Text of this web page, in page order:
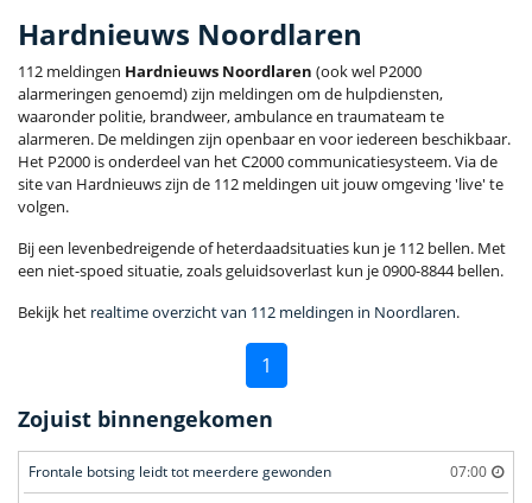
Hardnieuws Noordlaren
112 meldingen Hardnieuws Noordlaren (ook wel P2000
alarmeringen genoemd) zijn meldingen om de hulpdiensten,
waaronder politie, brandweer, ambulance en traumateam te
alarmeren. De meldingen zijn openbaar en voor iedereen beschikbaar.
Het P2000 is onderdeel van het C2000 communicatiesysteem. Via de
site van Hardnieuws zijn de 112 meldingen uit jouw omgeving 'live' te
volgen.
Bij een levenbedreigende of heterdaadsituaties kun je 112 bellen. Met
een niet-spoed situatie, zoals geluidsoverlast kun je 0900-8844 bellen.
Bekijk het realtime overzicht van 112 meldingen in Noordlaren.
1
Zojuist binnengekomen
Frontale botsing leidt tot meerdere gewonden 07:00